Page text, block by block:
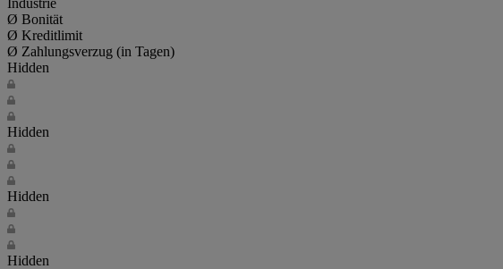
Ø Bonität
Ø Kreditlimit
Ø Zahlungsverzug (in Tagen)
Hidden
Hidden
Hidden
Hidden